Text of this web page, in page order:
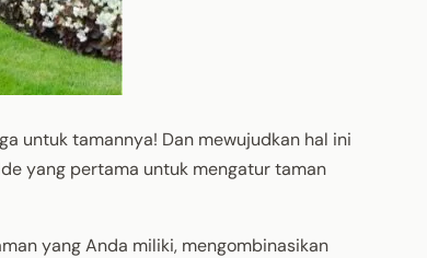
untuk tamannya! Dan mewujudkan hal ini
yang pertama untuk mengatur taman
yang Anda miliki, mengombinasikan